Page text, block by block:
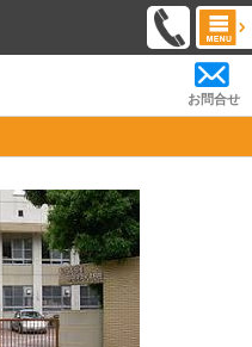
お問合せ